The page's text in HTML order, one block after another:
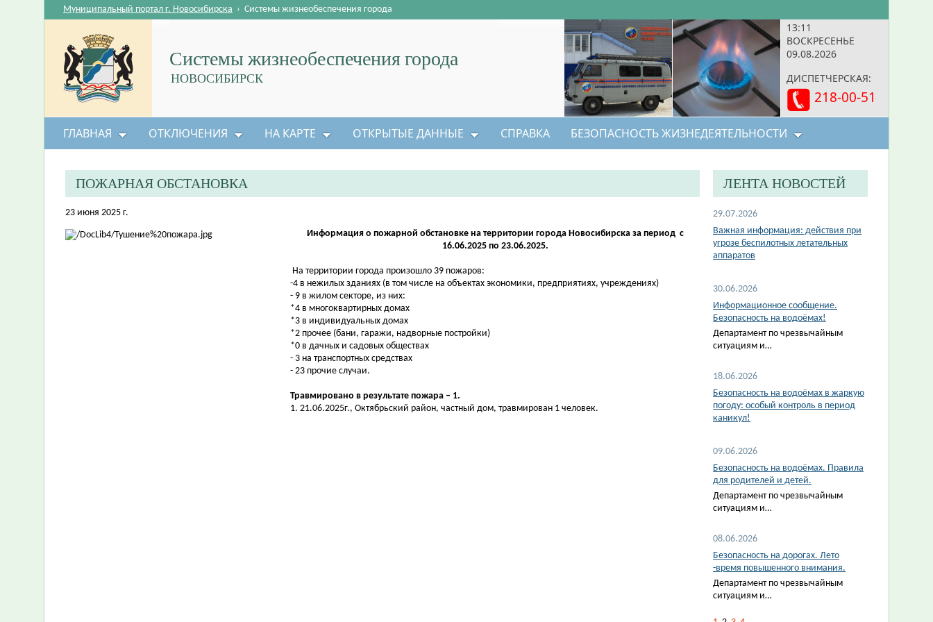
13:11
ВОСКРЕСЕНЬЕ
09.08.2026
ДИСПЕТЧЕРСКАЯ:
218-00-51
Системы жизнеобеспечения города
НОВОСИБИРСК
Муниципальный портал г. Новосибирска › Системы жизнеобеспечения города
ГЛАВНАЯ ОТКЛЮЧЕНИЯ НА КАРТЕ ОТКРЫТЫЕ ДАННЫЕ СПРАВКА БЕЗОПАСНОСТЬ ЖИЗНЕДЕЯТЕЛЬНОСТИ
ПОЖАРНАЯ ОБСТАНОВКА
23 июня 2025 г.
Информация о пожарной обстановке на территории города Новосибирска за период с
16.06.2025 по 23.06.2025.
На территории города произошло 39 пожаров:
-4 в нежилых зданиях (в том числе на объектах экономики, предприятиях, учреждениях)
- 9 в жилом секторе, из них:
*4 в многоквартирных домах
*3 в индивидуальных домах
*2 прочее (бани, гаражи, надворные постройки)
*0 в дачных и садовых обществах
- 3 на транспортных средствах
- 23 прочие случаи.
Травмировано в результате пожара – 1.
1. 21.06.2025г., Октябрьский район, частный дом, травмирован 1 человек.
ЛЕНТА НОВОСТЕЙ
29.07.2026
Важная информация: действия при
угрозе беспилотных летательных
аппаратов
30.06.2026
Информационное сообщение.
Безопасность на водоёмах!
Департамент по чрезвычайным
ситуациям и…
18.06.2026
Безопасность на водоёмах в жаркую
погоду: особый контроль в период
каникул!
09.06.2026
Безопасность на водоёмах. Правила
для родителей и детей.
Департамент по чрезвычайным
ситуациям и…
08.06.2026
Безопасность на дорогах. Лето
-время повышенного внимания.
Департамент по чрезвычайным
ситуациям и…